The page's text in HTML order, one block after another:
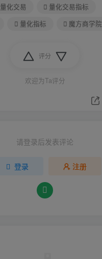
量化交易
量化交易指标
量化指标 魔方商学院
评分
欢迎为Ta评分
请登录后发表评论
登录 注册